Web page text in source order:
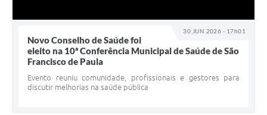
30 JUN 2026 - 17h01
Novo Conselho de Saúde foi
eleito na 10ª Conferência Municipal de Saúde de São
Francisco de Paula
Evento reuniu comunidade, profissionais e gestores para
discutir melhorias na saúde pública